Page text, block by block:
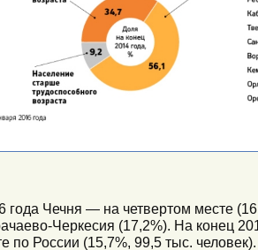
Чечня — на четвертом месте
Черкесия (17,2%). На конец
России (15,7%, 99,5 тыс.